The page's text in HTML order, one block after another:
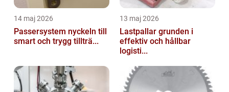
14 maj 2026
Passersystem nyckeln till
smart och trygg tillträ...
13 maj 2026
Lastpallar grunden i
effektiv och hållbar
logisti...